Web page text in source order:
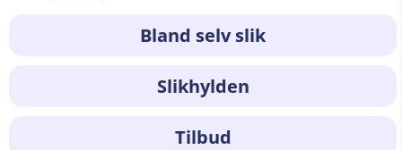
Bland selv slik
Slikhylden
Tilbud